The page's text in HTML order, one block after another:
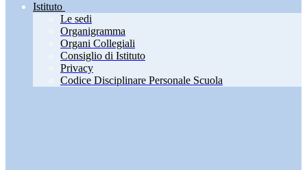
Istituto
Le sedi
Organigramma
Organi Collegiali
Consiglio di Istituto
Privacy
Codice Disciplinare Personale Scuola